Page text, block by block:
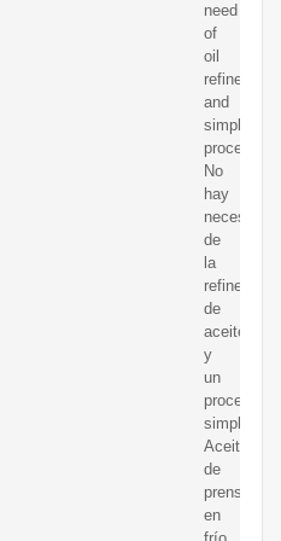
need
of
oil
refinery
and
simple
process.
No
hay
necesidad
de
la
refinería
de
aceite
y
un
proceso
simple.
Aceite
de
prensado
en